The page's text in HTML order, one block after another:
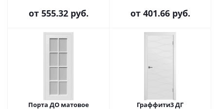
от 555.32 руб. от 401.66 руб.
Порта ДО матовое Граффити3 ДГ